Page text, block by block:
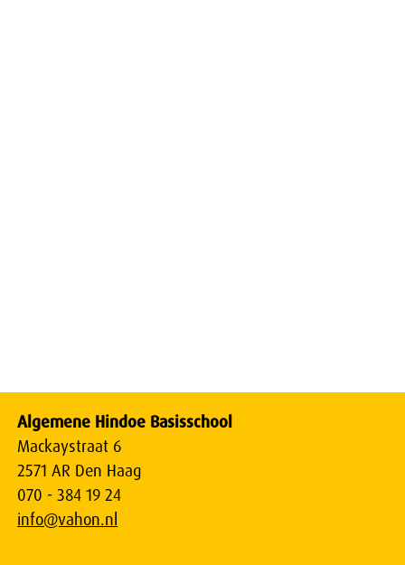
Algemene Hindoe Basisschool
Mackaystraat 6
2571 AR Den Haag
070 - 384 19 24
info@vahon.nl